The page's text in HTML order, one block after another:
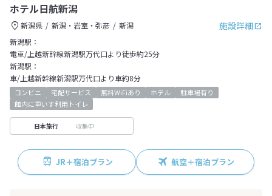
ホテル日航新潟
施設詳細
新潟県 新潟・岩室・弥彦
新潟
新潟駅：
電車/上越新幹線新潟駅万代口より徒歩約25分
新潟駅：
車/上越新幹線新潟駅万代口より車約8分
コンビニ 宅配サービス 無料WiFiあり ホテル
駐車場有り
館内に車いす利用トイレ
日本旅行 収集中
JR＋宿泊プラン 航空＋宿泊プラン